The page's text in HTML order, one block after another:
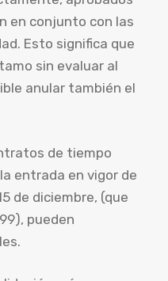
en conjunto con las
Esto significa que
sin evaluar al
anular también el
de tiempo
entrada en vigor de
de diciembre, (que
pueden